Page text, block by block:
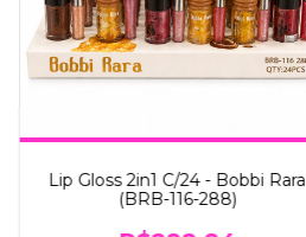
Lip Gloss 2in1 C/24 - Bobbi Rara
(BRB-116-288)